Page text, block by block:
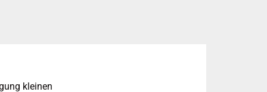
kleinen